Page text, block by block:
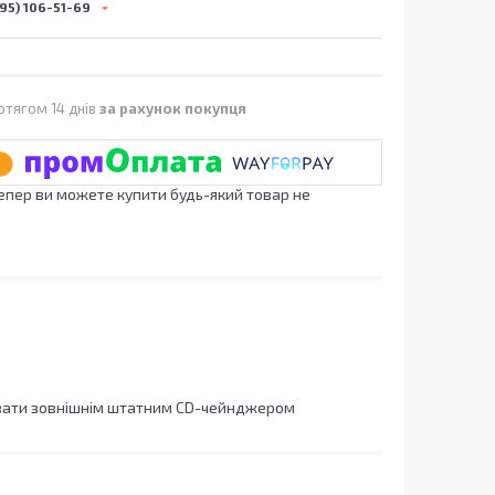
106-51-69
14 днів за рахунок покупця
ви можете купити будь-який товар не
зовнішнім штатним CD-чейнджером